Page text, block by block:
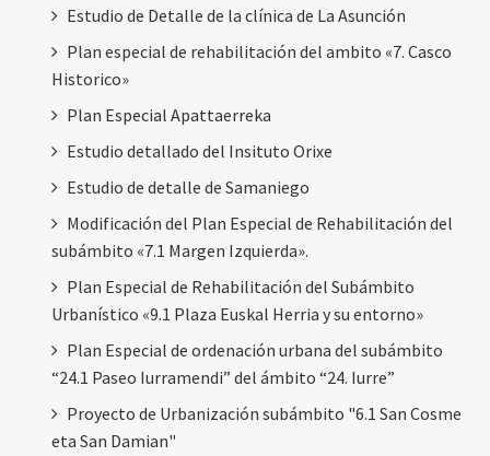
Estudio de Detalle de la clínica de La Asunción
Plan especial de rehabilitación del ambito «7. Casco
Historico»
Plan Especial Apattaerreka
Estudio detallado del Insituto Orixe
Estudio de detalle de Samaniego
Modificación del Plan Especial de Rehabilitación del
subámbito «7.1 Margen Izquierda».
Plan Especial de Rehabilitación del Subámbito
Urbanístico «9.1 Plaza Euskal Herria y su entorno»
Plan Especial de ordenación urbana del subámbito
“24.1 Paseo Iurramendi” del ámbito “24. Iurre”
Proyecto de Urbanización subámbito "6.1 San Cosme
eta San Damian"